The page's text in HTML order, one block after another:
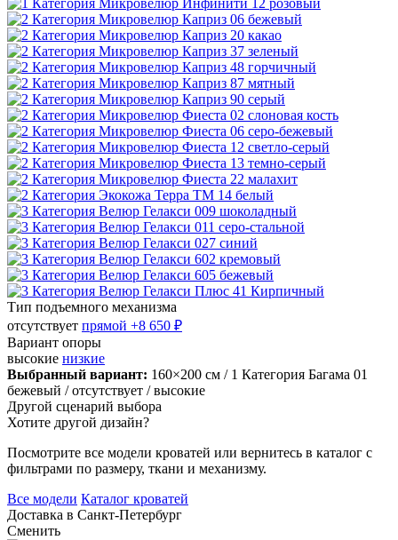
Тип подъемного механизма
отсутствует прямой +8 650 ₽
Вариант опоры
высокие низкие
Выбранный вариант: 160×200 см / 1 Категория Багама 01
бежевый / отсутствует / высокие
Другой сценарий выбора
Хотите другой дизайн?
Посмотрите все модели кроватей или вернитесь в каталог с
фильтрами по размеру, ткани и механизму.
Все модели Каталог кроватей
Доставка в Санкт-Петербург
Сменить